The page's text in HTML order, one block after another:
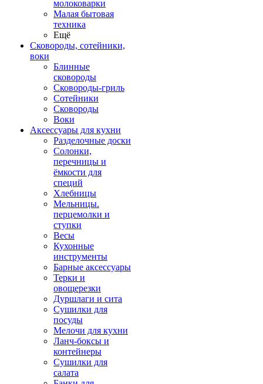
молоковарки
Малая бытовая
техника
Ещё
Сковороды, сотейники,
воки
Блинные
сковороды
Сковороды-гриль
Сотейники
Сковороды
Воки
Аксессуары для кухни
Разделочные доски
Солонки,
перечницы и
ёмкости для
специй
Хлебницы
Мельницы.
перцемолки и
ступки
Весы
Кухонные
инструменты
Барные аксессуары
Терки и
овощерезки
Дуршлаги и сита
Сушилки для
посуды
Мелочи для кухни
Ланч-боксы и
контейнеры
Сушилки для
салата